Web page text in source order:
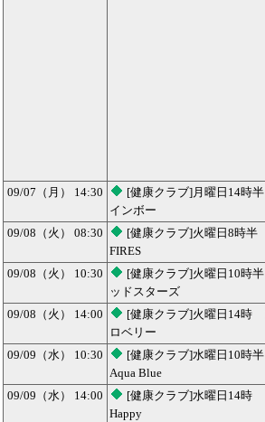
09/07（月） 14:30
[健康クラブ]月曜日14時
インボー
09/08（火） 08:30
[健康クラブ]火曜日8時半
FIRES
09/08（火） 10:30
[健康クラブ]火曜日10時
ッドスターズ
09/08（火） 14:00
[健康クラブ]火曜日14時
ロベリー
09/09（水） 10:30
[健康クラブ]水曜日10時
Aqua Blue
09/09（水） 14:00
[健康クラブ]水曜日14時
Happy